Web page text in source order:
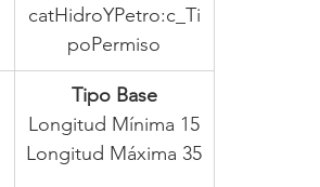
catHidroYPetro:c_Ti
poPermiso
Tipo Base
Longitud Mínima 15
Longitud Máxima 35